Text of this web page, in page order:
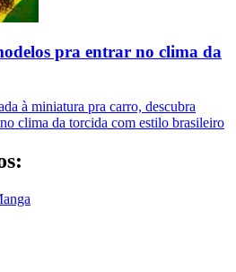
pra entrar no clima da
à miniatura pra carro, descubra
clima da torcida com estilo brasileiro